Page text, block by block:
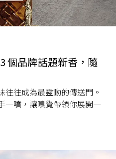
個品牌話題新香，隨
往往成為最靈動的傳送門。
一噴，讓嗅覺帶領你展開一